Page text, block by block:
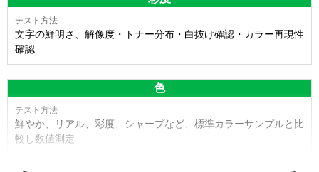
文字の鮮明さ、解像度・トナー分布・白抜け確認・カラー再現性
確認
色
鮮やか、リアル、彩度、シャープなど、標準カラーサンプルと比
較し数値測定